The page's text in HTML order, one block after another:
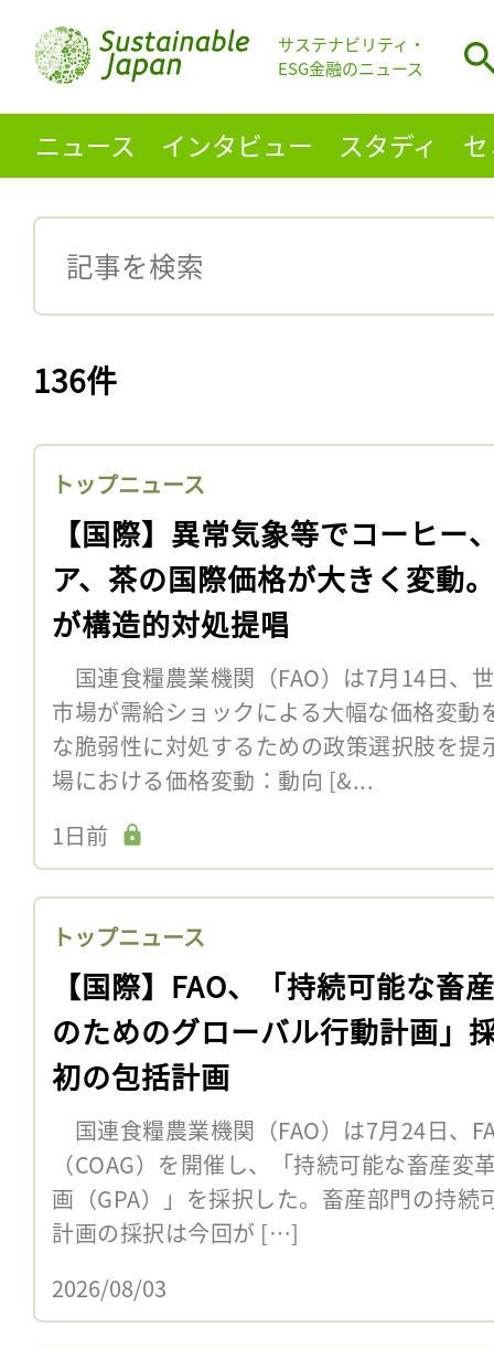
サステナビリティ・
ESG金融のニュース
ニュース インタビュー スタディ
136件
トップニュース
【国際】異常気象等でコーヒー
ア、茶の国際価格が大きく変動
が構造的対処提唱
国連食糧農業機関（FAO）は7月14日、
市場が需給ショックによる大幅な価格変動
な脆弱性に対処するための政策選択肢を
場における価格変動：動向 [&...
1日前
トップニュース
【国際】FAO、「持続可能な畜
のためのグローバル行動計画」
初の包括計画
国連食糧農業機関（FAO）は7月24日、
（COAG）を開催し、「持続可能な畜産
画（GPA）」を採択した。畜産部門の持
計画の採択は今回が […]
2026/08/03